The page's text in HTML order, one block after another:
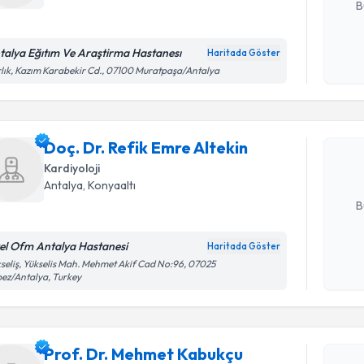
Eğıtım Ve Araştirma Hastanesı Haritada Göster
Kazım Karabekir Cd., 07100 Muratpaşa/Antalya
Doç. Dr. Refik Emre Altekin
Kardiyoloji
Antalya, Konyaaltı
Ofm Antalya Hastanesi Haritada Göster
Yükselis Mah. Mehmet Akif Cad No:96, 07025
Antalya, Turkey
Doç. Dr.
oluşturun.
Prof. Dr. Mehmet Kabukçu